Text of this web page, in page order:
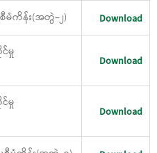
မံကိန်း(အတွဲ−၂) Download
မှု
Download
မှု
Download